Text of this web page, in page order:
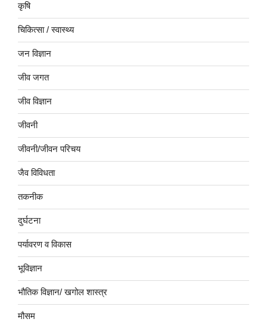
कृषि
चिकित्सा / स्वास्थ्य
जन विज्ञान
जीव जगत
जीव विज्ञान
जीवनी
जीवनी/जीवन परिचय
जैव विविधता
तकनीक
दुर्घटना
पर्यावरण व विकास
भूविज्ञान
भौतिक विज्ञान/ खगोल शास्त्र
मौसम